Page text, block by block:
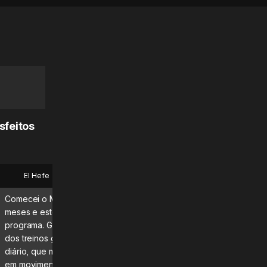
El Hefe
Comecei o MadMuscles há alguns
meses e estou adorando o
programa. Gosto especialmente
dos treinos guiados e do roteiro
diário, que me mantêm focado e
em movimento. Continuem com o